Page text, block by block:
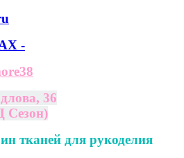
-
36
Сезон)
тканей для рукоделия